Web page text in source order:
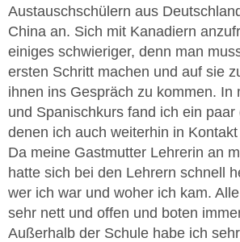
Austauschschülern aus
China an. Sich mit Kanadiern
einiges schwieriger, denn man
ersten Schritt machen und auf sie
ihnen ins Gespräch zu kommen. In
und Spanischkurs fand ich ein
denen ich auch weiterhin in
Da meine Gastmutter Lehrerin an
hatte sich bei den Lehrern schnell
wer ich war und woher ich kam.
sehr nett und offen und boten
Außerhalb der Schule habe ich